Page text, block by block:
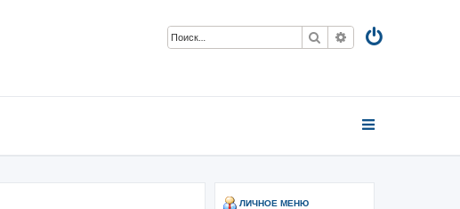
Поиск Расширенный
ЛИЧНОЕ МЕНЮ